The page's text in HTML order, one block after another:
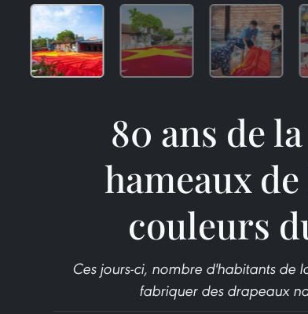
80 ans de
hameaux
couleurs
Ces jours-ci, nombre d'habitants de
fabriquer des drapeaux